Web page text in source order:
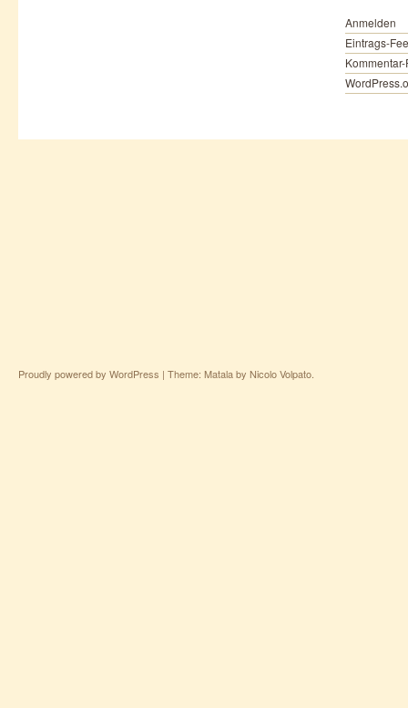
Anmelden
Eintrags-
Proudly powered by WordPress | Theme: Matala by Nicolo Volpato.